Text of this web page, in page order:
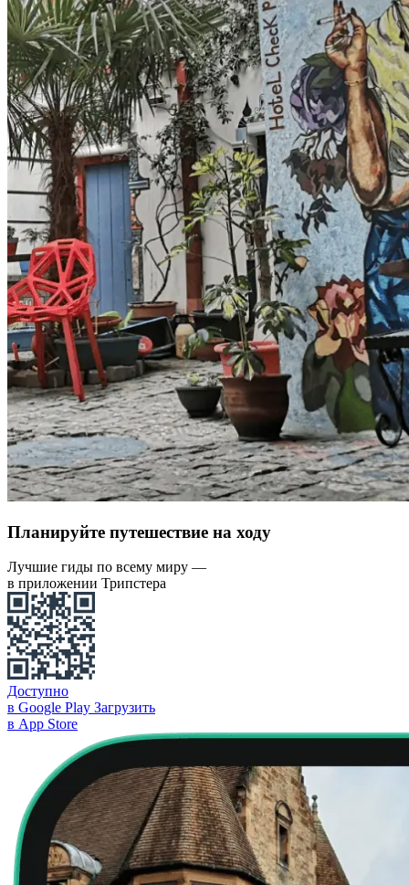
Планируйте путешествие на ходу
Лучшие гиды по всему миру —
в приложении Трипстера
Доступно
в Google Play Загрузить
в App Store